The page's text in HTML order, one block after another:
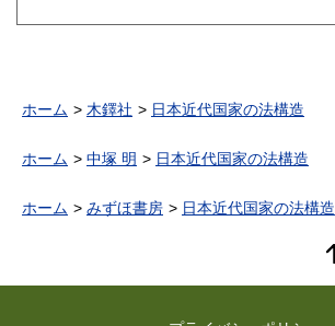
ホーム 木鐸社 日本近代国家の法構造
ホーム 中塚 明 日本近代国家の法構造
ホーム みずほ書房 日本近代国家の法構造